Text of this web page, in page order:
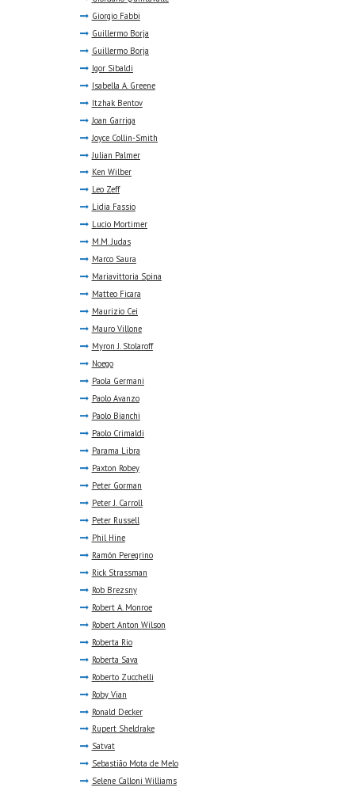
Giorgio Fabbi
Guillermo Borja
Guillermo Borja
Igor Sibaldi
Isabella A. Greene
Itzhak Bentov
Joan Garriga
Joyce Collin-Smith
Julian Palmer
Ken Wilber
Leo Zeff
Lidia Fassio
Lucio Mortimer
M.M. Judas
Marco Saura
Mariavittoria Spina
Matteo Ficara
Maurizio Cei
Mauro Villone
Myron J. Stolaroff
Noego
Paola Germani
Paolo Avanzo
Paolo Bianchi
Paolo Crimaldi
Parama Libra
Paxton Robey
Peter Gorman
Peter J. Carroll
Peter Russell
Phil Hine
Ramón Peregrino
Rick Strassman
Rob Brezsny
Robert A. Monroe
Robert Anton Wilson
Roberta Rio
Roberta Sava
Roberto Zucchelli
Roby Vian
Ronald Decker
Rupert Sheldrake
Satvat
Sebastião Mota de Melo
Selene Calloni Williams